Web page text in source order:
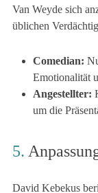
Van Weyde sich
üblichen
Comedian:
Emotionalität
Angestellter:
um die
5.
David Kebekus